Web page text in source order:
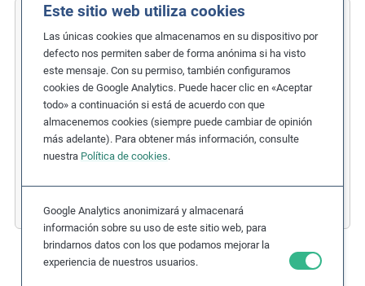
Este sitio web utiliza cookies
Las únicas cookies que almacenamos en su dispositivo por
defecto nos permiten saber de forma anónima si ha visto
este mensaje. Con su permiso, también configuramos
cookies de Google Analytics. Puede hacer clic en «Aceptar
todo» a continuación si está de acuerdo con que
almacenemos cookies (siempre puede cambiar de opinión
más adelante). Para obtener más información, consulte
nuestra Política de cookies.
Google Analytics anonimizará y almacenará
información sobre su uso de este sitio web, para
brindarnos datos con los que podamos mejorar la
experiencia de nuestros usuarios.
COFIDES
Medidas sobre género, diversidad e
inclusión
Temas relacionados:
Discriminación, Igualdad de género
Etapa de debida diligencia: